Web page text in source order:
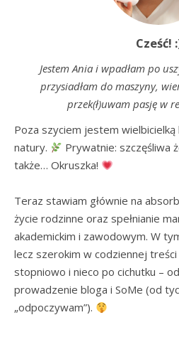
Cześć!
Jestem Ania i wpadłam po
przysiadłam do maszyny,
przek(ł)uwam pasję w
Poza szyciem jestem wielbicielką
natury.
Prywatnie: szczęśliwa
także… Okruszka!
Teraz stawiam głównie na
życie rodzinne oraz spełnianie
akademickim i zawodowym. W
lecz szerokim w codziennej
stopniowo i nieco po cichutku –
prowadzenie bloga i SoMe (od
„odpoczywam”).